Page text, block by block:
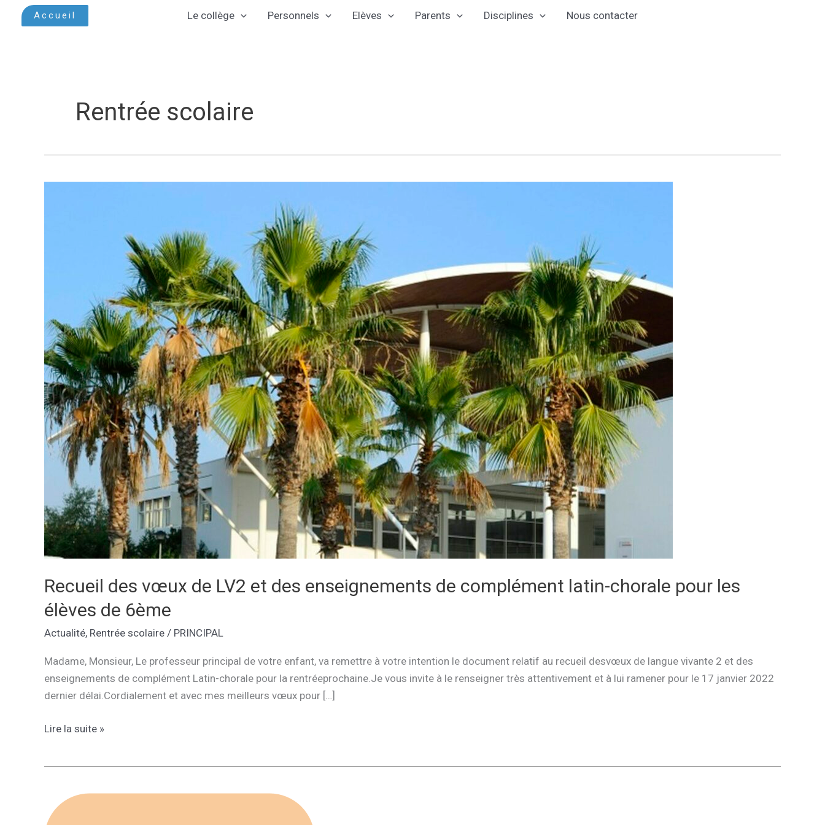
Accueil Le collège Personnels Elèves Parents Disciplines Nous contacter
Rentrée scolaire
Recueil des vœux de LV2 et des enseignements de complément latin-chorale pour les
élèves de 6ème
Actualité, Rentrée scolaire / PRINCIPAL
Madame, Monsieur, Le professeur principal de votre enfant, va remettre à votre intention le document relatif au recueil desvœux de langue vivante 2 et des
enseignements de complément Latin-chorale pour la rentréeprochaine.Je vous invite à le renseigner très attentivement et à lui ramener pour le 17 janvier 2022
dernier délai.Cordialement et avec mes meilleurs vœux pour […]
Recueil
et
Lire la suite »